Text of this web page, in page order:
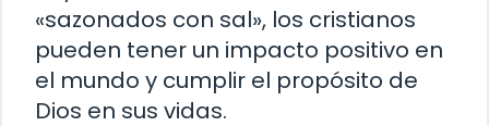
«sazonados con sal», los cristianos
pueden tener un impacto positivo en
el mundo y cumplir el propósito de
Dios en sus vidas.